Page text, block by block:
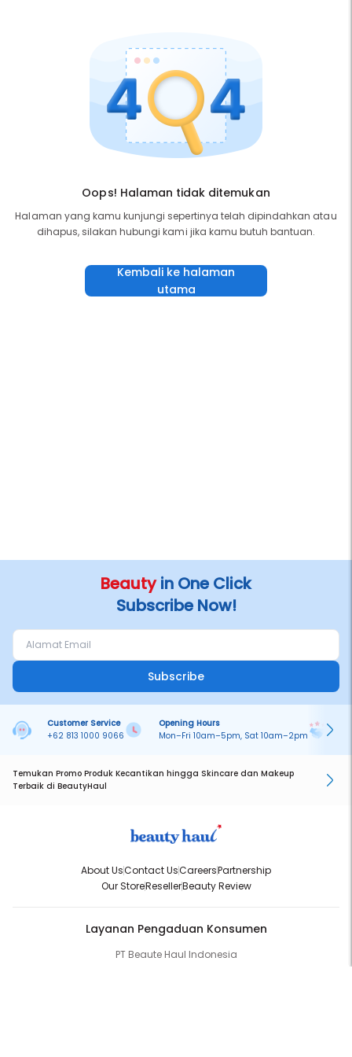
Oops! Halaman tidak ditemukan
Halaman yang kamu kunjungi sepertinya telah dipindahkan atau
dihapus, silakan hubungi kami jika kamu butuh bantuan.
Kembali ke halaman
utama
Beautyin One Click
Subscribe Now!
Subscribe
Customer Service
+62 813 1000 9066
Opening Hours
Mon–Fri 10am–5pm, Sat 10am–2pm
Temukan Promo Produk Kecantikan hingga Skincare dan Makeup
Terbaik di BeautyHaul
About UsContact UsCareersPartnership
Our StoreResellerBeauty Review
Layanan Pengaduan Konsumen
PT Beaute Haul Indonesia